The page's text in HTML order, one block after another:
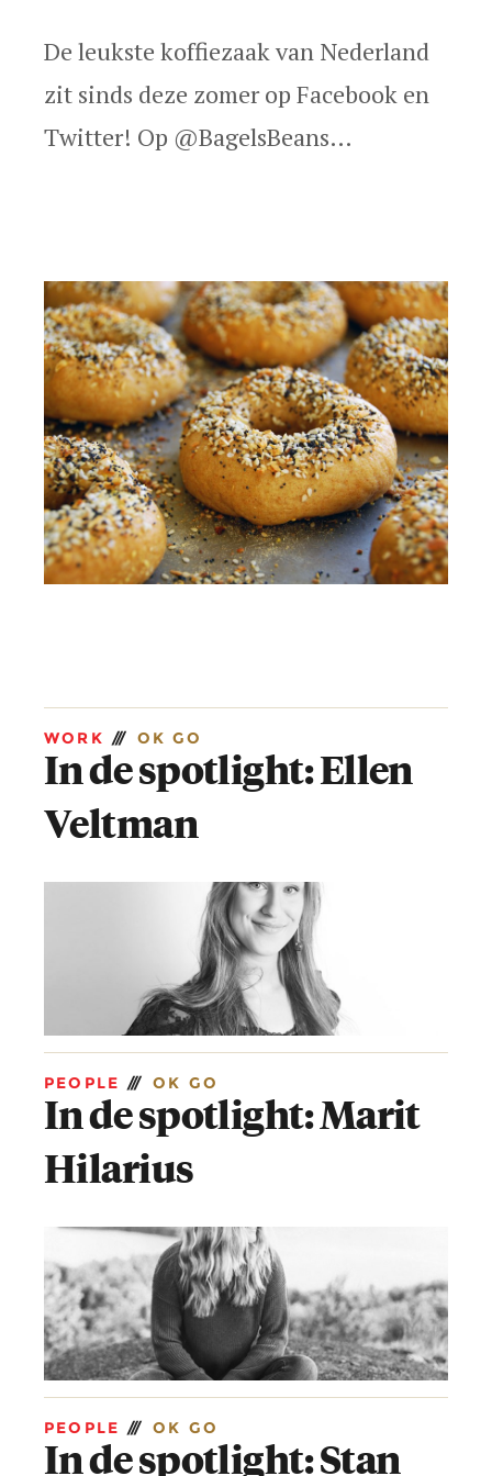
+31 (0)23 890 20 80
   
De leukste koffiezaak van Nederland
zit sinds deze zomer op Facebook en
Twitter! Op @BagelsBeans…
WORK /// OK GO
In de spotlight: Ellen
Veltman
PEOPLE /// OK GO
In de spotlight: Marit
Hilarius
PEOPLE /// OK GO
In de spotlight: Stan